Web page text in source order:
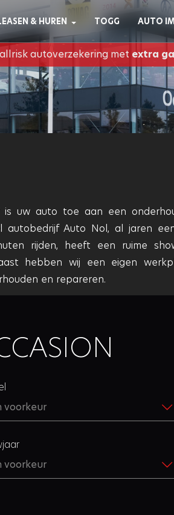
& HUREN TOGG AUTO
autoverzekering met extra
uw auto toe aan een
Auto Nol, al jaren
rijden, heeft een ruime
hebben wij een eigen
en repareren.